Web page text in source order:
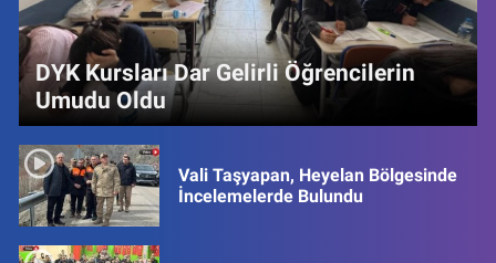
DYK Kursları Dar Gelirli Öğrencilerin
Umudu Oldu
Vali Taşyapan, Heyelan Bölgesinde
İncelemelerde Bulundu